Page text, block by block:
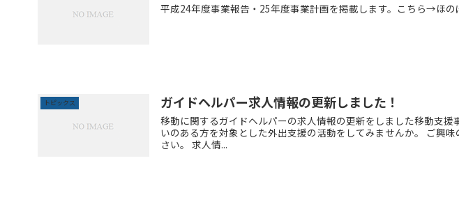
平成24年度事業報告・25年度事業計画を掲載します。こちら→ほの
トピックス ガイドヘルパー求人情報の更新しました！
移動に関するガイドヘルパーの求人情報の更新をしました移動支
いのある方を対象とした外出支援の活動をしてみませんか。 ご興
さい。 求人情...